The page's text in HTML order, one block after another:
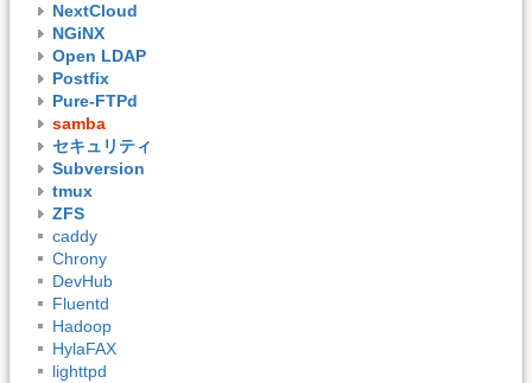
NextCloud
NGiNX
Open LDAP
Postfix
Pure-FTPd
samba
セキュリティ
Subversion
tmux
ZFS
caddy
Chrony
DevHub
Fluentd
Hadoop
HylaFAX
lighttpd